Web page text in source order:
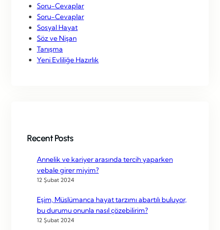
Soru-Cevaplar
Soru-Cevaplar
Sosyal Hayat
Söz ve Nişan
Tanışma
Yeni Evliliğe Hazırlık
Recent Posts
Annelik ve kariyer arasında tercih yaparken
vebale girer miyim?
12 Şubat 2024
Eşim, Müslümanca hayat tarzımı abartılı buluyor,
bu durumu onunla nasıl çözebilirim?
12 Şubat 2024